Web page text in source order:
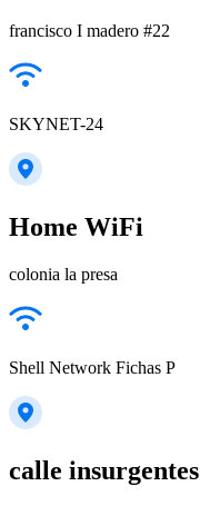
francisco I madero #22
SKYNET-24
Home WiFi
colonia la presa
Shell Network Fichas P
calle insurgentes